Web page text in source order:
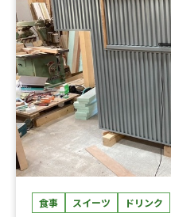
食事 スイーツ ドリンク